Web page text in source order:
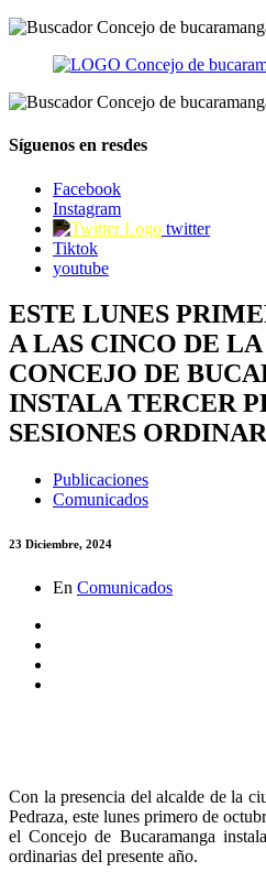
Síguenos en resdes
Facebook
Instagram
twitter
Tiktok
youtube
ESTE LUNES
A LAS CINCO DE
CONCEJO DE
INSTALA TERCER
SESIONES
Publicaciones
Comunicados
23 Diciembre, 2024
En Comunicados
Con la presencia del alcalde de la
Pedraza, este lunes primero de
el Concejo de Bucaramanga
ordinarias del presente año.